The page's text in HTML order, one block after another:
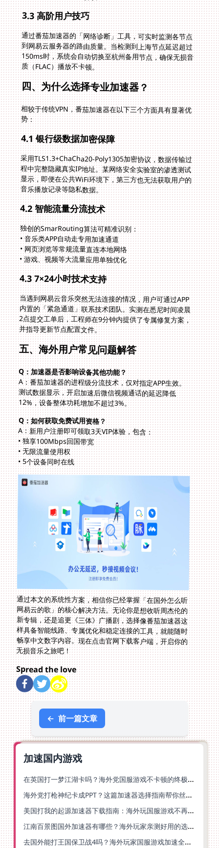
3.3 高阶用户技巧
通过番茄加速器的「网络诊断」工具，可实时监测各节点
到网易云服务器的路由质量。当检测到上海节点延迟超过
150ms时，系统会自动切换至杭州备用节点，确保无损音
质（FLAC）播放不卡顿。
四、为什么选择专业加速器？
相较于传统VPN，番茄加速器在以下三个方面具有显著优
势：
4.1 银行级数据加密保障
采用TLS1.3+ChaCha20-Poly1305加密协议，数据传输过
程中完整隐藏真实IP地址。某网络安全实验室的渗透测试
显示，即便在公共WiFi环境下，第三方也无法获取用户的
音乐播放记录等隐私数据。
4.2 智能流量分流技术
独创的SmarRouting算法可精准识别：
• 音乐类APP自动走专用加速通道
• 网页浏览等常规流量直连本地网络
• 游戏、视频等大流量应用单独优化
4.3 7×24小时技术支持
当遇到网易云音乐突然无法连接的情况，用户可通过APP
内置的「紧急通道」联系技术团队。实测在悉尼时间凌晨
2点提交工单后，工程师在9分钟内提供了专属修复方案，
并指导更新节点配置文件。
五、海外用户常见问题解答
Q：加速器是否影响设备其他功能？
A：番茄加速器的进程级分流技术，仅对指定APP生效。
测试数据显示，开启加速后微信视频通话的延迟降低
12%，设备整体功耗增加不超过3%。
Q：如何获取免费试用资格？
A：新用户注册即可领取3天VIP体验，包含：
• 独享100Mbps回国带宽
• 无限流量使用权
• 5个设备同时在线
通过本文的系统性方案，相信你已经掌握「在国外怎么听
网易云的歌」的核心解决方法。无论你是想收听周杰伦的
新专辑，还是追更《三体》广播剧，选择像番茄加速器这
样具备智能线路、专属优化和稳定连接的工具，就能随时
畅享中文数字内容。现在点击官网下载客户端，开启你的
无损音乐之旅吧！
Spread the love
← 前一篇文章
加速国内游戏
在英国打一梦江湖卡吗？海外党国服游戏不卡顿的终极解法
海外党打枪神纪卡成PPT？这篇加速器选择指南帮你丝滑上分
美国打我的起源加速器下载指南：海外玩国服游戏不再卡的终极方案
江南百景图国外加速器有哪些？海外玩家亲测好用的选择与避坑指南
去国外能打王国保卫战4吗？海外玩家国服游戏加速全攻略（附公主连结幻想江湖实测）